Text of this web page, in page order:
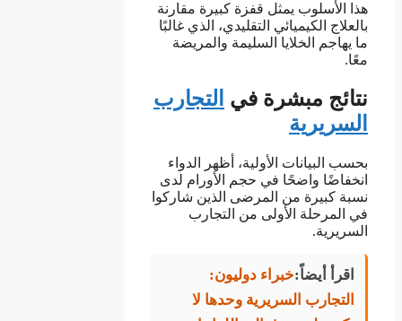
هذا الأسلوب يمثل قفزة كبيرة مقارنة
بالعلاج الكيميائي التقليدي، الذي غالبًا
ما يهاجم الخلايا السليمة والمريضة
معًا.
نتائج مبشرة في التجارب
السريرية
بحسب البيانات الأولية، أظهر الدواء
انخفاضًا واضحًا في حجم الأورام لدى
نسبة كبيرة من المرضى الذين شاركوا
في المرحلة الأولى من التجارب
السريرية.
اقرأ أيضاً:خبراء دوليون:
التجارب السريرية وحدها لا